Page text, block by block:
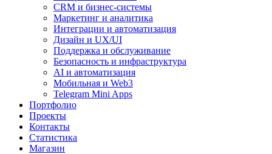
CRM и бизнес-системы
Маркетинг и аналитика
Интеграции и автоматизация
Дизайн и UX/UI
Поддержка и обслуживание
Безопасность и инфраструктура
AI и автоматизация
Мобильная и Web3
Telegram Mini Apps
Портфолио
Проекты
Контакты
Статистика
Магазин